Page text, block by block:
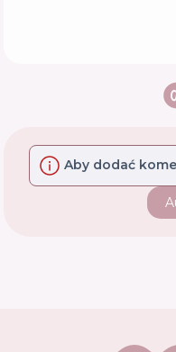
Aby dodać